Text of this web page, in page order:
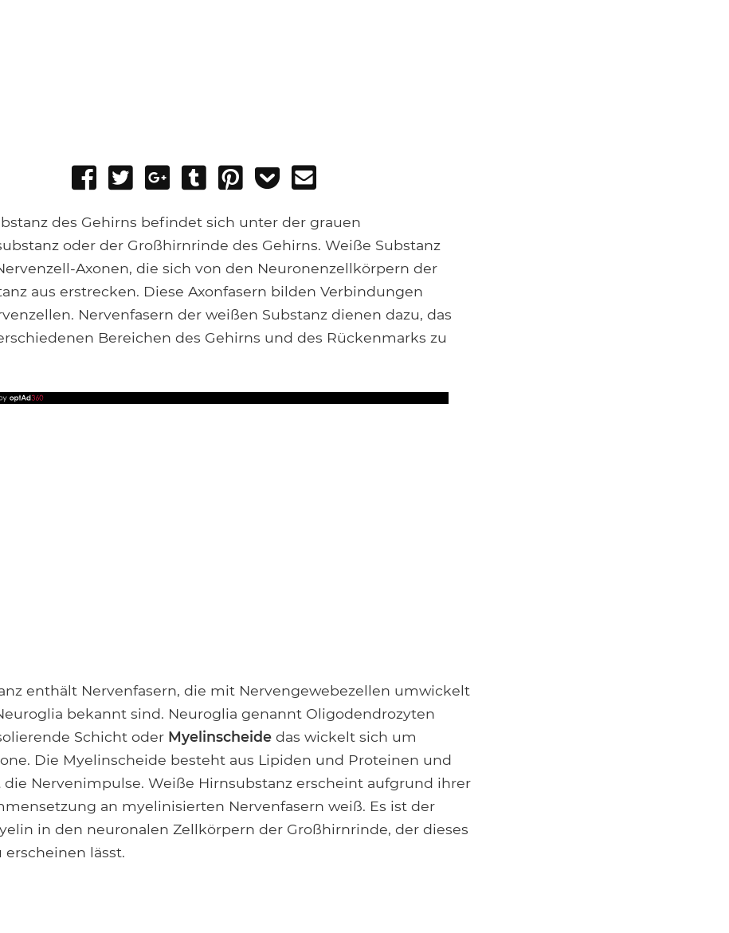
Share
Facebook
Tweet
Share
Google+
Post
Tumblr
Pin
Add
Pocket
des Gehirns befindet sich unter der grauen
oder der Großhirnrinde des Gehirns. Weiße Substanz
Axonen, die sich von den Neuronenzellkörpern der
aus erstrecken. Diese Axonfasern bilden Verbindungen
Nervenfasern der weißen Substanz dienen dazu, das
Bereichen des Gehirns und des Rückenmarks zu
enthält Nervenfasern, die mit Nervengewebezellen umwickelt
bekannt sind. Neuroglia genannt Oligodendrozyten
Schicht oder Myelinscheide das wickelt sich um
Die Myelinscheide besteht aus Lipiden und Proteinen und
Nervenimpulse. Weiße Hirnsubstanz erscheint aufgrund ihrer
an myelinisierten Nervenfasern weiß. Es ist der
in den neuronalen Zellkörpern der Großhirnrinde, der dieses
erscheinen lässt.